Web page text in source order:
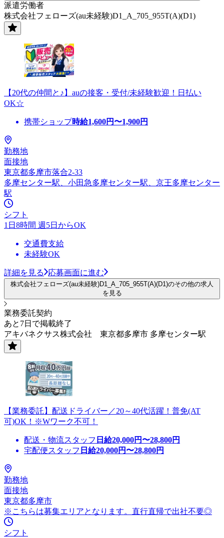
派遣労働者
株式会社フェローズ(au未経験)D1_A_705_955T(A)(D1)
【20代の仲間と♪】auの接客・受付/未経験歓迎！日払い
OK☆
携帯ショップ時給1,600円〜1,900円
勤務地
面接地
東京都多摩市落合2-33
多摩センター駅、小田急多摩センター駅、京王多摩センター
駅
シフト
1日8時間 週5日からOK
交通費支給
未経験OK
詳細を見る 応募画面に進む
株式会社フェローズ(au未経験)D1_A_705_955T(A)(D1)のその他の求人
を見る
業務委託契約
あと7日で掲載終了
アキバネクサス株式会社 東京都多摩市 多摩センター駅
【業務委託】配送ドライバー／20～40代活躍！普免(AT
可)OK！※Wワーク不可！
配送・物流スタッフ 日給20,000円〜28,800円
宅配便スタッフ 日給20,000円〜28,800円
勤務地
面接地
東京都多摩市
※こちらは募集エリアとなります。直行直帰で出社不要◎
シフト